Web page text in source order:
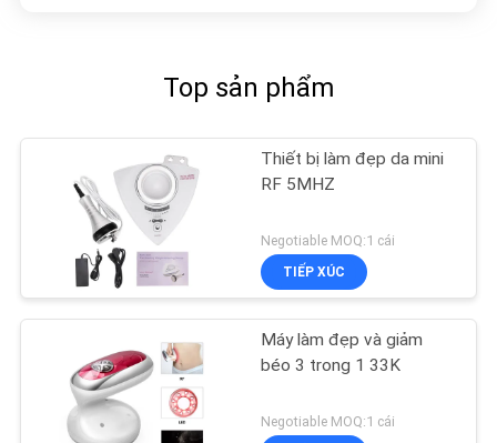
Top sản phẩm
Thiết bị làm đẹp da mini
RF 5MHZ
Negotiable MOQ:1 cái
TIẾP XÚC
Máy làm đẹp và giảm
béo 3 trong 1 33K
Negotiable MOQ:1 cái